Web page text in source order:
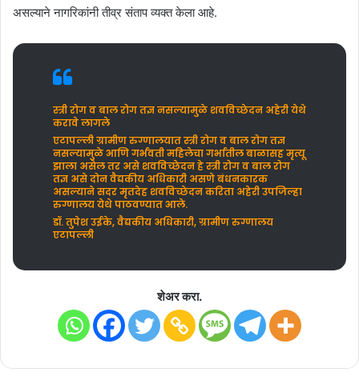
असल्याने नागरिकांनी तीव्र संताप व्यक्त केला आहे.
स्त्री रोग व बाल रोग तज्ञ नसल्यामुळे शवविच्छेदन अहेरी येथे
करावे लागले
एटापल्ली ग्रामीण रुग्णालयात स्त्री रोग व बाल रोग तज्ञ
नसल्यामुळे आणि गर्भवती महिलेचा गर्भातील बाळासह मृत्यू
झाला असेल तर असे शवविच्छेदन हे स्त्री रोग व बाल रोग
तज्ञ असे दोन वैद्यकीय अधिकारी असणे बंधनकारक
असल्याने सदर मृतदेह शवविच्छेदन करिता अहेरी उपजिल्हा
रुग्णालय येथे पाठवण्यात आले.
डॉ. तुपेश उईके, वैद्यकीय अधिकारी,ग्रामीण रुग्णालय
एटापल्ली
शेअर करा.